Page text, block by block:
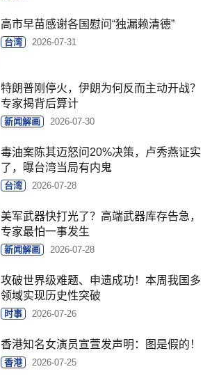
高市早苗感谢各国慰问“独漏赖清德”
台湾 2026-07-31
特朗普刚停火，伊朗为何反而主动开战？
专家揭背后算计
新闻解画 2026-07-30
毒油案陈其迈怒问20%决策，卢秀燕证实
了，曝台湾当局有内鬼
台湾 2026-07-28
美军武器快打光了？高端武器库存告急，
专家最怕一事发生
新闻解画 2026-07-28
攻破世界级难题、申遗成功！本周我国多
领域实现历史性突破
时事 2026-07-26
香港知名女演员宣萱发声明：图是假的！
香港 2026-07-25